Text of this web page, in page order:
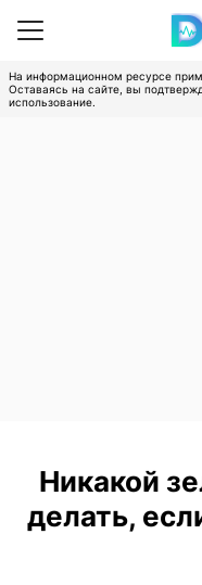
На информационном ресурсе
Оставаясь на сайте, вы
использование.
Никакой
делать,